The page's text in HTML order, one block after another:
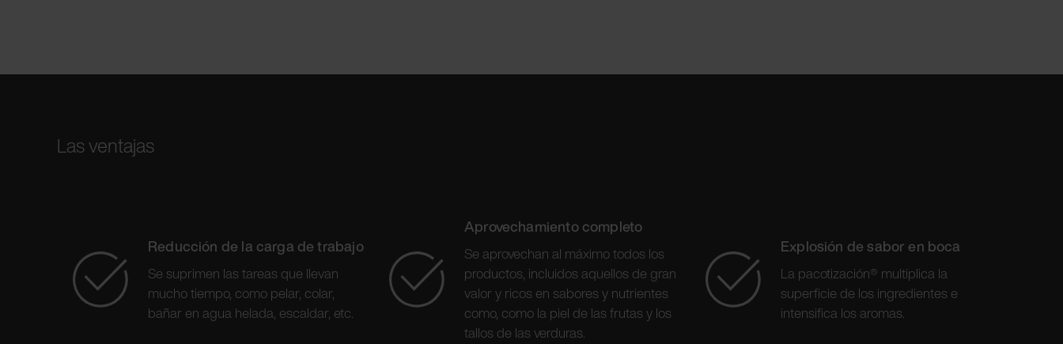
Las ventajas
Reducción de la carga de trabajo
Se suprimen las tareas que llevan
mucho tiempo, como pelar, colar,
bañar en agua helada, escaldar, etc.
Aprovechamiento completo
Se aprovechan al máximo todos los
productos, incluidos aquellos de gran
valor y ricos en sabores y nutrientes
como, como la piel de las frutas y los
tallos de las verduras.
Explosión de sabor en boca
La pacotización® multiplica la
superficie de los ingredientes e
intensifica los aromas.